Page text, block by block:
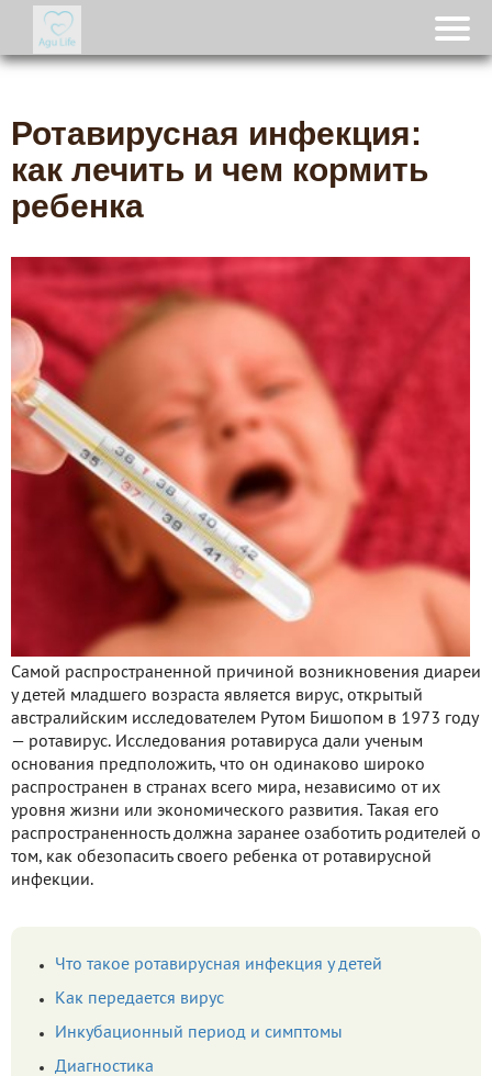
Ротавирусная инфекция:
как лечить и чем кормить
ребенка
Самой распространенной причиной возникновения диареи
у детей младшего возраста является вирус, открытый
австралийским исследователем Рутом Бишопом в 1973 году
— ротавирус. Исследования ротавируса дали ученым
основания предположить, что он одинаково широко
распространен в странах всего мира, независимо от их
уровня жизни или экономического развития. Такая его
распространенность должна заранее озаботить родителей о
том, как обезопасить своего ребенка от ротавирусной
инфекции.
Что такое ротавирусная инфекция у детей
Как передается вирус
Инкубационный период и симптомы
Диагностика